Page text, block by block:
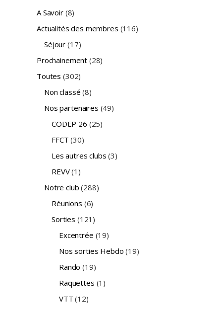
A Savoir(8)
Actualités des membres (116)
Séjour (17)
Prochainement (28)
Toutes (302)
Non classé (8)
Nos partenaires (49)
CODEP 26 (25)
FFCT (30)
Les autres clubs (3)
REVV(1)
Notre club (288)
Réunions (6)
Sorties (121)
Excentrée (19)
Nos sorties Hebdo (19)
Rando (19)
Raquettes (1)
VTT (12)